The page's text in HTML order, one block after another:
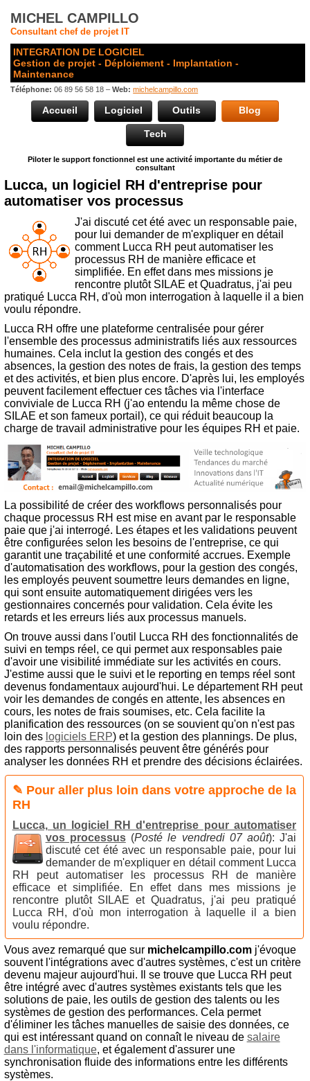
MICHEL CAMPILLO
Consultant chef de projet IT
INTEGRATION DE LOGICIEL
Gestion de projet - Déploiement - Implantation -
Maintenance
Téléphone: 06 89 56 58 18 –Web: michelcampillo.com
Accueil Logiciel Outils Blog
Tech
Piloter le support fonctionnel est une activité importante du métier de
consultant
Lucca, un logiciel RH d'entreprise pour
automatiser vos processus
J'ai discuté cet été avec un responsable paie,
pour lui demander de m'expliquer en détail
comment Lucca RH peut automatiser les
processus RH de manière efficace et
simplifiée. En effet dans mes missions je
rencontre plutôt SILAE et Quadratus, j'ai peu
pratiqué Lucca RH, d'où mon interrogation à laquelle il a bien
voulu répondre.
Lucca RH offre une plateforme centralisée pour gérer
l'ensemble des processus administratifs liés aux ressources
humaines. Cela inclut la gestion des congés et des
absences, la gestion des notes de frais, la gestion des temps
et des activités, et bien plus encore. D'après lui, les employés
peuvent facilement effectuer ces tâches via l'interface
conviviale de Lucca RH (j'ao entendu la même chose de
SILAE et son fameux portail), ce qui réduit beaucoup la
charge de travail administrative pour les équipes RH et paie.
La possibilité de créer des workflows personnalisés pour
chaque processus RH est mise en avant par le responsable
paie que j'ai interrogé. Les étapes et les validations peuvent
être configurées selon les besoins de l'entreprise, ce qui
garantit une traçabilité et une conformité accrues. Exemple
d'automatisation des workflows, pour la gestion des congés,
les employés peuvent soumettre leurs demandes en ligne,
qui sont ensuite automatiquement dirigées vers les
gestionnaires concernés pour validation. Cela évite les
retards et les erreurs liés aux processus manuels.
On trouve aussi dans l'outil Lucca RH des fonctionnalités de
suivi en temps réel, ce qui permet aux responsables paie
d'avoir une visibilité immédiate sur les activités en cours.
J'estime aussi que le suivi et le reporting en temps réel sont
devenus fondamentaux aujourd'hui. Le département RH peut
voir les demandes de congés en attente, les absences en
cours, les notes de frais soumises, etc. Cela facilite la
planification des ressources (on se souvient qu'on n'est pas
loin des logiciels ERP) et la gestion des plannings. De plus,
des rapports personnalisés peuvent être générés pour
analyser les données RH et prendre des décisions éclairées.
✎ Pour aller plus loin dans votre approche de la
RH
Lucca, un logiciel RH d'entreprise pour automatiser
vos processus(Posté le vendredi 07 août):J'ai
discuté cet été avec un responsable paie, pour lui
demander de m'expliquer en détail comment Lucca
RH peut automatiser les processus RH de manière
efficace et simplifiée. En effet dans mes missions je
rencontre plutôt SILAE et Quadratus, j'ai peu pratiqué
Lucca RH, d'où mon interrogation à laquelle il a bien
voulu répondre.
Vous avez remarqué que sur michelcampillo.comj'évoque
souvent l'intégrations avec d'autres systèmes, c'est un critère
devenu majeur aujourd'hui. Il se trouve que Lucca RH peut
être intégré avec d'autres systèmes existants tels que les
solutions de paie, les outils de gestion des talents ou les
systèmes de gestion des performances. Cela permet
d'éliminer les tâches manuelles de saisie des données, ce
qui est intéressant quand on connaît le niveau de salaire
dans l'informatique, et également d'assurer une
synchronisation fluide des informations entre les différents
systèmes.